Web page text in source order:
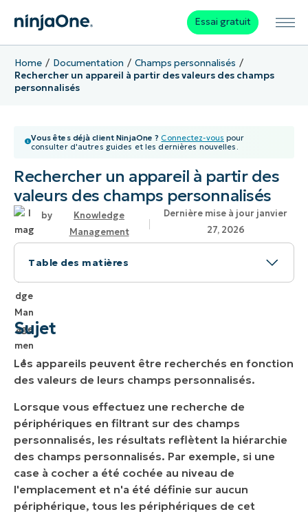
Essai gratuit
Home Documentation
Champs personnalisés
Rechercher un appareil à partir des valeurs des champs
personnalisés
Vous êtes déjà client NinjaOne ? Connectez-vous pour
consulter d'autres guides et les dernières nouvelles.
Rechercher un appareil à partir des
valeurs des champs personnalisés
Knowledge
Management
Dernière mise à jour janvier
27, 2026
Table des matières
Sujet
Sujet
Les appareils peuvent être recherchés en fonction
des valeurs de leurs champs personnalisés.
Lorsque vous effectuez une recherche de
périphériques en filtrant sur des champs
personnalisés, les résultats reflètent la hiérarchie
des champs personnalisés. Par exemple, si une
case à cocher a été cochée au niveau de
l'emplacement et n'a été définie sur aucun
périphérique, tous les périphériques de cet